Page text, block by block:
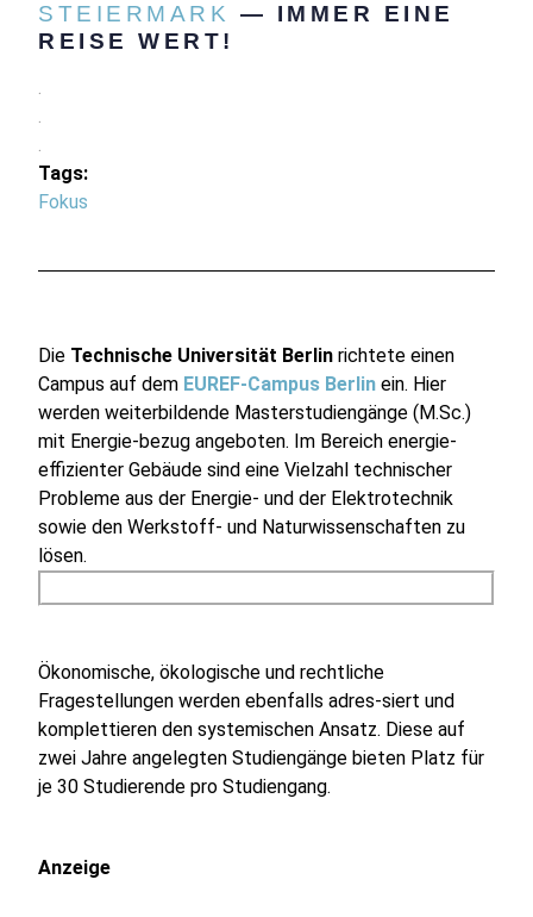
STEIERMARK
— IMMER EINE
REISE WERT!
.
.
.
Tags:
Fokus
Die Technische Universität Berlin richtete einen
Campus auf dem EUREF-Campus Berlin ein. Hier
werden weiterbildende Masterstudiengänge (M.Sc.)
mit Energie-bezug angeboten. Im Bereich energie-
effizienter Gebäude sind eine Vielzahl technischer
Probleme aus der Energie- und der Elektrotechnik
sowie den Werkstoff- und Naturwissenschaften zu
lösen.
Ökonomische, ökologische und rechtliche
Fragestellungen werden ebenfalls adres-siert und
komplettieren den systemischen Ansatz. Diese auf
zwei Jahre angelegten Studiengänge bieten Platz für
je 30 Studierende pro Studiengang.
Anzeige